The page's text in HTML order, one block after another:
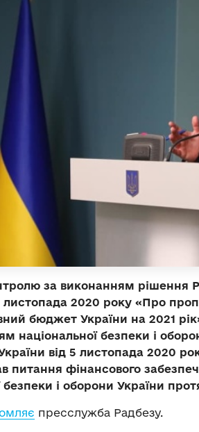
за виконанням рішення
листопада 2020 року «Про
бюджет України на 2021
національної безпеки і
від 5 листопада 2020
питання фінансового
безпеки і оборони України
пресслужба Радбезу.